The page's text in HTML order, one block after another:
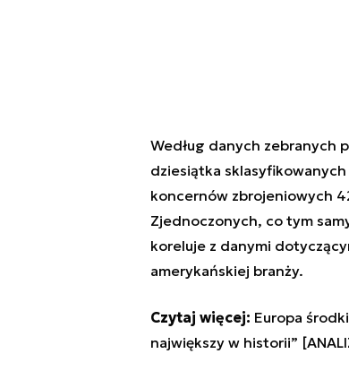
Według danych zebranych
dziesiątka
koncernów zbrojeniowych
Zjednoczonych, co tym
koreluje z danymi
amerykańskiej branży.
Czytaj więcej: Europa
największy w historii”